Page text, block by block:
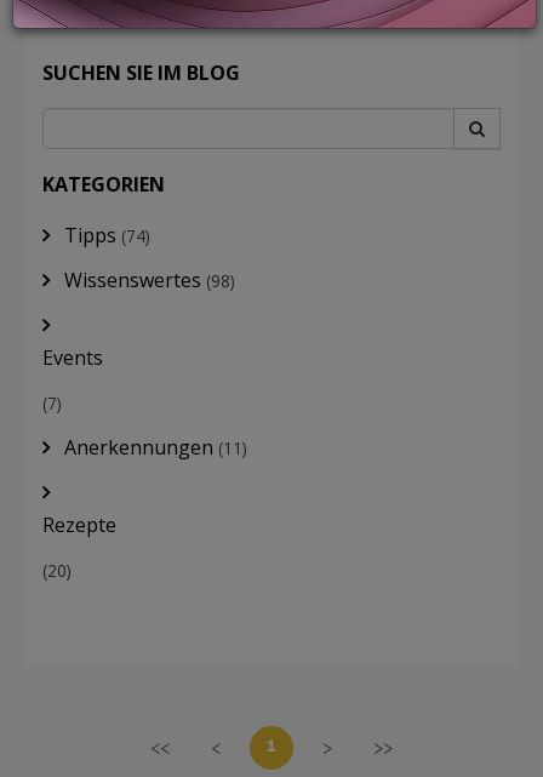
SUCHEN SIE IM BLOG
KATEGORIEN
Tipps (74)
Wissenswertes (98)
Events
(7)
Anerkennungen (11)
Rezepte
(20)
<< < 1 > >>